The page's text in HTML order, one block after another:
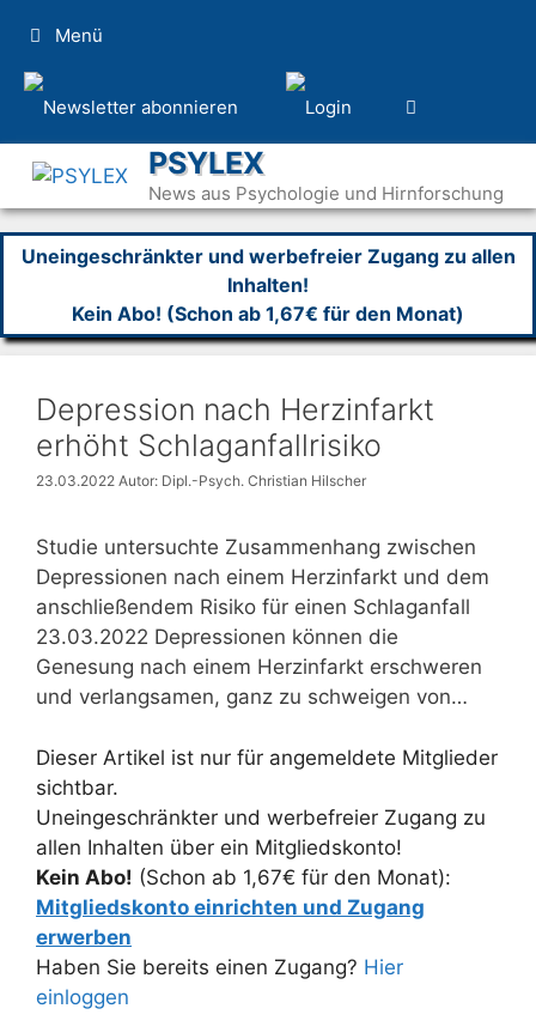
Inhalt
springen
Menü
PSYLEX
News aus Psychologie und Hirnforschung
Uneingeschränkter und werbefreier Zugang zu allen
Inhalten!
Kein Abo! (Schon ab 1,67€ für den Monat)
Depression nach Herzinfarkt
erhöht Schlaganfallrisiko
23.03.2022 Autor: Dipl.-Psych. Christian Hilscher
Studie untersuchte Zusammenhang zwischen
Depressionen nach einem Herzinfarkt und dem
anschließendem Risiko für einen Schlaganfall
23.03.2022 Depressionen können die
Genesung nach einem Herzinfarkt erschweren
und verlangsamen, ganz zu schweigen von…
Dieser Artikel ist nur für angemeldete Mitglieder
sichtbar.
Uneingeschränkter und werbefreier Zugang zu
allen Inhalten über ein Mitgliedskonto!
Kein Abo! (Schon ab 1,67€ für den Monat):
Mitgliedskonto einrichten und Zugang
erwerben
Haben Sie bereits einen Zugang? Hier
einloggen